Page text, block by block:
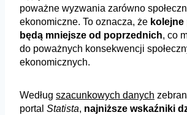
poważne wyzwania zarówno
ekonomiczne. To oznacza, że
będą mniejsze od poprzednich, co
do poważnych konsekwencji
ekonomicznych.
Według szacunkowych danych
portal Statista, najniższe wskaźniki